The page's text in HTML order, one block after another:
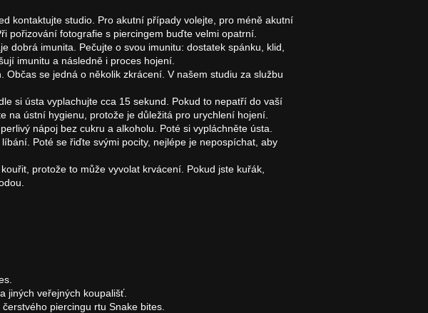
kontaktujte studio. Pro akutní případy volejte, pro méně akutní
pořizování fotografie s piercingem buďte velmi opatrní.
dobrá imunita. Pečujte o svou imunitu: dostatek spánku, klid,
imunitu a následně i proces hojení.
se jedná o několik zkrácení. V našem studiu za službu
si ústa vyplachujte cca 15 sekund. Pokud to nepatří do vaší
na ústní hygienu, protože je důležitá pro urychlení hojení.
nápoj bez cukru a alkoholu. Poté si vypláchněte ústa.
Poté se řiďte svými pocity, nejlépe je nepospíchat, aby
protože to může vyvolat krvácení. Pokud jste kuřák,
jiných veřejných koupališť.
piercingu rtu Snake bites.